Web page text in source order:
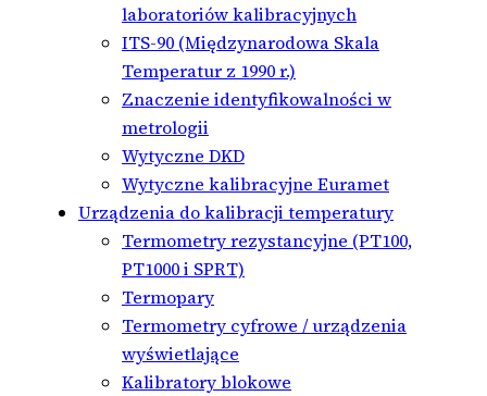
laboratoriów kalibracyjnych
ITS-90 (Międzynarodowa Skala
Temperatur z 1990 r.)
Znaczenie identyfikowalności w
metrologii
Wytyczne DKD
Wytyczne kalibracyjne Euramet
Urządzenia do kalibracji temperatury
Termometry rezystancyjne (PT100,
PT1000 i SPRT)
Termopary
Termometry cyfrowe / urządzenia
wyświetlające
Kalibratory blokowe